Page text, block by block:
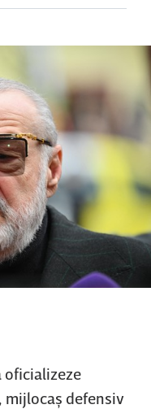
oficializeze
mijlocaş defensiv